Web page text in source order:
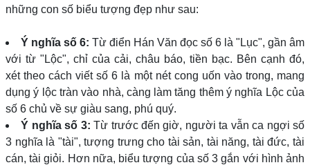
những con số biểu tượng đẹp như sau:
Ý nghĩa số 6: Từ điển Hán Văn đọc số 6 là "Lục", gần âm
với từ "Lộc", chỉ của cải, châu báo, tiền bạc. Bên cạnh đó,
xét theo cách viết số 6 là một nét cong uốn vào trong, mang
dụng ý lộc tràn vào nhà, càng làm tăng thêm ý nghĩa Lộc của
số 6 chủ về sự giàu sang, phú quý.
Ý nghĩa số 3: Từ trước đến giờ, người ta vẫn ca ngợi số
3 nghĩa là "tài", tượng trưng cho tài sản, tài năng, tài đức, tài
cán, tài giỏi. Hơn nữa, biểu tượng của số 3 gắn với hình ảnh